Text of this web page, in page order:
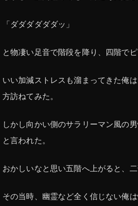
「ダダダダダダッ」
と物凄い足音で階段を降り、四階で
いい加減ストレスも溜まってきた俺
方訪ねてみた。
しかし向かい側のサラリーマン風の
と言われた。
おかしいなと思い五階へ上がると、
その当時、幽霊など全く信じない俺